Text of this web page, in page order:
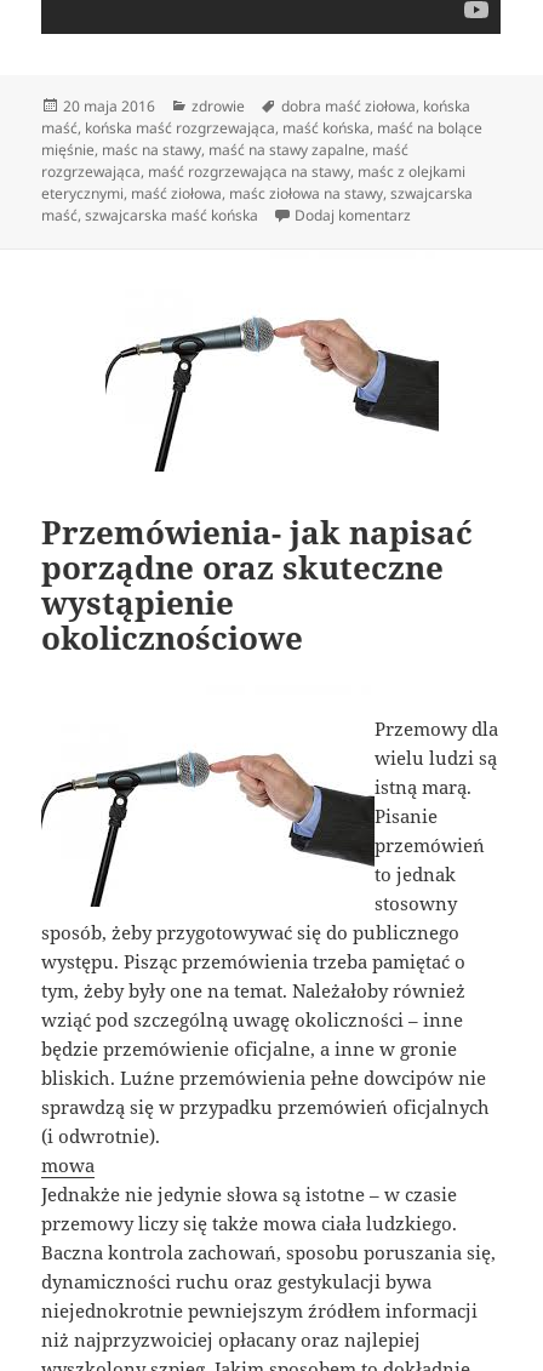
Data
publikacji
20 maja 2016 Kategorie
zdrowie Tagi
dobra maść ziołowa, końska
maść, końska maść rozgrzewająca, maść końska, maść na bolące
mięśnie, maśc na stawy, maść na stawy zapalne, maść
rozgrzewająca, maść rozgrzewająca na stawy, maśc z olejkami
eterycznymi, maść ziołowa, maśc ziołowa na stawy,szwajcarska
maść,szwajcarska maść końska Dodaj komentarz
Przemówienia- jak napisać
porządne oraz skuteczne
wystąpienie
okolicznościowe
Przemowy dla
wielu ludzi są
istną marą.
Pisanie
przemówień
to jednak
stosowny
sposób, żeby przygotowywać się do publicznego
występu. Pisząc przemówienia trzeba pamiętać o
tym, żeby były one na temat. Należałoby również
wziąć pod szczególną uwagę okoliczności – inne
będzie przemówienie oficjalne, a inne w gronie
bliskich. Luźne przemówienia pełne dowcipów nie
sprawdzą się w przypadku przemówień oficjalnych
(i odwrotnie).
mowa
Jednakże nie jedynie słowa są istotne – w czasie
przemowy liczy się także mowa ciała ludzkiego.
Baczna kontrola zachowań, sposobu poruszania się,
dynamiczności ruchu oraz gestykulacji bywa
niejednokrotnie pewniejszym źródłem informacji
niż najprzyzwoiciej opłacany oraz najlepiej